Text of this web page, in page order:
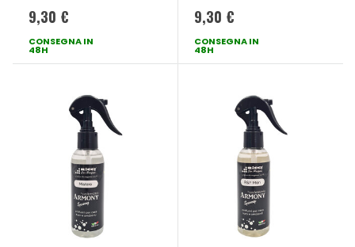
9,30 €
CONSEGNA IN
48H
9,30 €
CONSEGNA IN
48H